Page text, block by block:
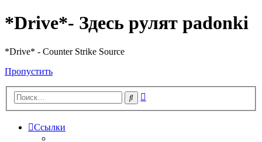
*Drive*- Здесь рулят padonki
*Drive* - Counter Strike Source
Пропустить
Поиск
Ссылки